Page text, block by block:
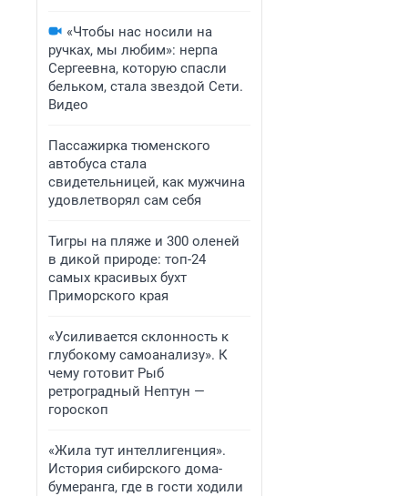
«Чтобы нас носили на
ручках, мы любим»: нерпа
Сергеевна, которую спасли
бельком, стала звездой Сети.
Видео
Пассажирка тюменского
автобуса стала
свидетельницей, как мужчина
удовлетворял сам себя
Тигры на пляже и 300 оленей
в дикой природе: топ-24
самых красивых бухт
Приморского края
«Усиливается склонность к
глубокому самоанализу». К
чему готовит Рыб
ретроградный Нептун —
гороскоп
«Жила тут интеллигенция».
История сибирского дома-
бумеранга, где в гости ходили